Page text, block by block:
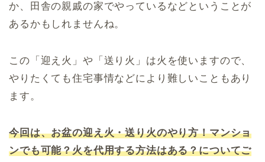
か、田舎の親戚の家でやっているなどということが
あるかもしれませんね。
この「迎え火」や「送り火」は火を使いますので、
やりたくても住宅事情などにより難しいこともあり
ます。
今回は、お盆の迎え火・送り火のやり方！マンショ
ンでも可能？火を代用する方法はある？についてご